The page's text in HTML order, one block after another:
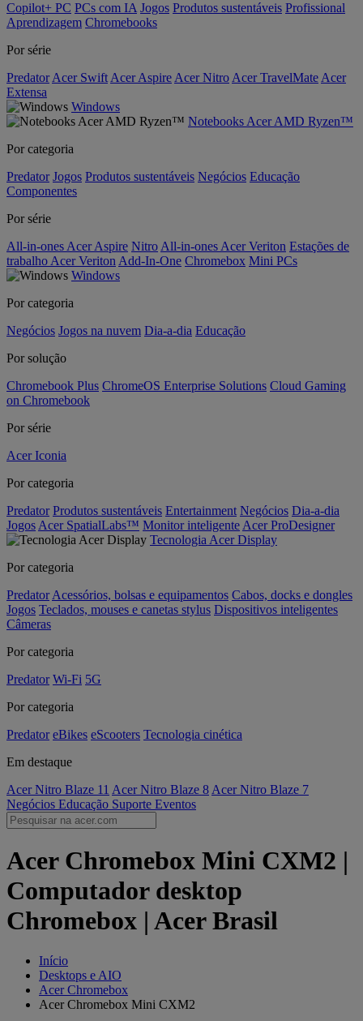
Copilot+ PC PCs com IA Jogos Produtos sustentáveis Profissional
Aprendizagem Chromebooks
Por série
Predator Acer Swift Acer Aspire Acer Nitro Acer TravelMate Acer
Extensa
Windows
Notebooks Acer AMD Ryzen™
Por categoria
Predator Jogos Produtos sustentáveis Negócios Educação
Componentes
Por série
All-in-ones Acer Aspire Nitro All-in-ones Acer Veriton Estações de
trabalho Acer Veriton Add-In-One Chromebox Mini PCs
Windows
Por categoria
Negócios Jogos na nuvem Dia-a-dia Educação
Por solução
Chromebook Plus ChromeOS Enterprise Solutions Cloud Gaming
on Chromebook
Por série
Acer Iconia
Por categoria
Predator Produtos sustentáveis Entertainment Negócios Dia-a-dia
Jogos Acer SpatialLabs™ Monitor inteligente Acer ProDesigner
Tecnologia Acer Display
Por categoria
Predator Acessórios, bolsas e equipamentos Cabos, docks e dongles
Jogos Teclados, mouses e canetas stylus Dispositivos inteligentes
Câmeras
Por categoria
Predator Wi-Fi 5G
Por categoria
Predator eBikes eScooters Tecnologia cinética
Em destaque
Acer Nitro Blaze 11 Acer Nitro Blaze 8 Acer Nitro Blaze 7
Negócios Educação Suporte Eventos
Acer Chromebox Mini CXM2 |
Computador desktop
Chromebox | Acer Brasil
Início
Desktops e AIO
Acer Chromebox
Acer Chromebox Mini CXM2